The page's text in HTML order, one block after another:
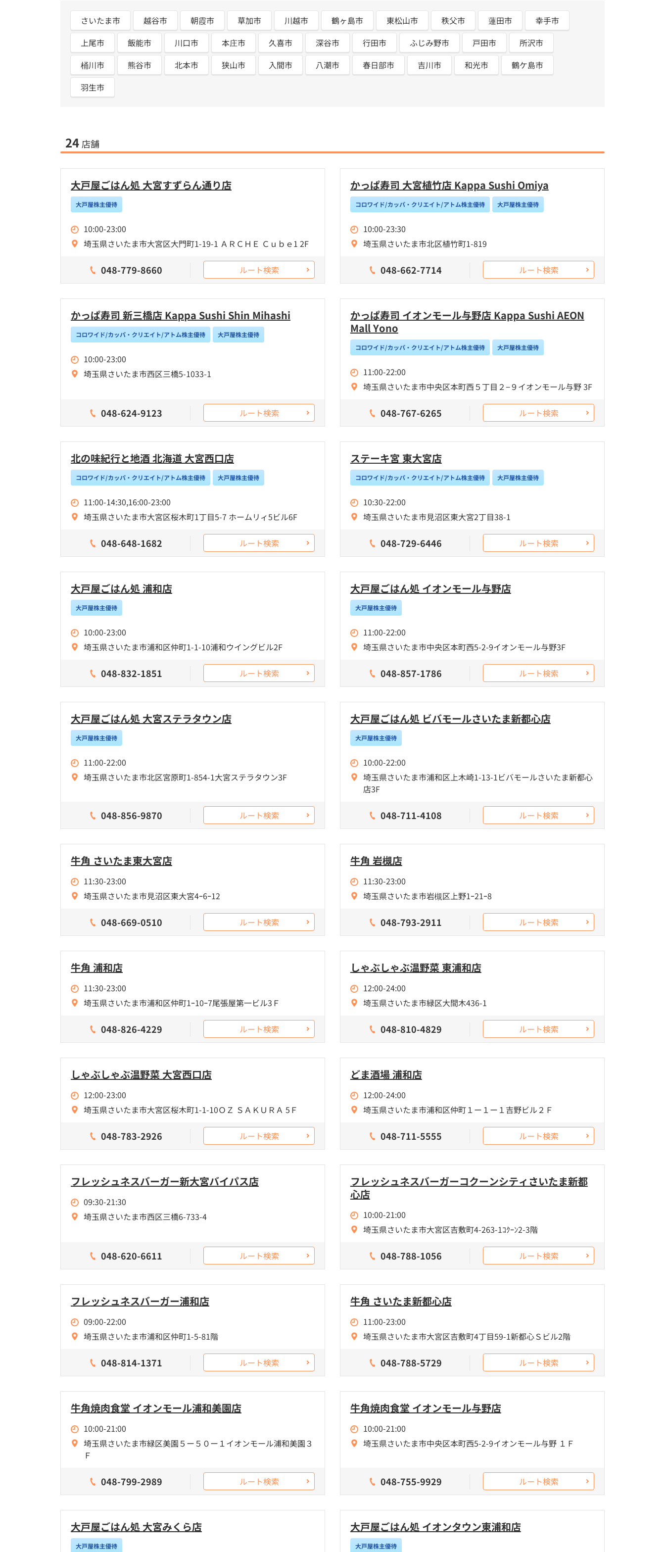
さいたま市 越谷市 朝霞市 草加市 川越市 鶴ヶ島市 東松山市 秩父市 蓮田市
幸手市
上尾市
飯能市 川口市 本庄市 久喜市 深谷市 行田市 ふじみ野市 戸田市
所沢市
桶川市
熊谷市 北本市 狭山市 入間市 八潮市 春日部市 吉川市 和光市
鶴ケ島市
羽生市
24 店舗
大戸屋ごはん処 大宮すずらん通り店
大戸屋株主優待
10:00-23:00
埼玉県さいたま市大宮区大門町1-19-1 ＡＲＣＨＥ Ｃｕｂｅ1 2F
048-779-8660 ルート検索
かっぱ寿司 大宮植竹店 Kappa Sushi Omiya
コロワイド/カッパ・クリエイト/アトム株主優待 大戸屋株主優待
10:00-23:30
埼玉県さいたま市北区植竹町1-819
048-662-7714 ルート検索
かっぱ寿司 新三橋店 Kappa Sushi Shin Mihashi
コロワイド/カッパ・クリエイト/アトム株主優待 大戸屋株主優待
10:00-23:00
埼玉県さいたま市西区三橋5-1033-1
048-624-9123 ルート検索
かっぱ寿司 イオンモール与野店 Kappa Sushi AEON
Mall Yono
コロワイド/カッパ・クリエイト/アトム株主優待 大戸屋株主優待
11:00-22:00
埼玉県さいたま市中央区本町西５丁目２−９イオンモール与野 3F
048-767-6265 ルート検索
北の味紀行と地酒 北海道 大宮西口店
コロワイド/カッパ・クリエイト/アトム株主優待 大戸屋株主優待
11:00-14:30,16:00-23:00
埼玉県さいたま市大宮区桜木町1丁目5-7 ホームリィ5ビル6F
048-648-1682 ルート検索
ステーキ宮 東大宮店
コロワイド/カッパ・クリエイト/アトム株主優待 大戸屋株主優待
10:30-22:00
埼玉県さいたま市見沼区東大宮2丁目38-1
048-729-6446 ルート検索
大戸屋ごはん処 浦和店
大戸屋株主優待
10:00-23:00
埼玉県さいたま市浦和区仲町1-1-10浦和ウイングビル2F
048-832-1851 ルート検索
大戸屋ごはん処 イオンモール与野店
大戸屋株主優待
11:00-22:00
埼玉県さいたま市中央区本町西5-2-9イオンモール与野3F
048-857-1786 ルート検索
大戸屋ごはん処 大宮ステラタウン店
大戸屋株主優待
11:00-22:00
埼玉県さいたま市北区宮原町1-854-1大宮ステラタウン3F
048-856-9870 ルート検索
大戸屋ごはん処 ビバモールさいたま新都心店
大戸屋株主優待
10:00-22:00
埼玉県さいたま市浦和区上木崎1-13-1ビバモールさいたま新都心
店3F
048-711-4108 ルート検索
牛角 さいたま東大宮店
11:30-23:00
埼玉県さいたま市見沼区東大宮4ｰ6ｰ12
048-669-0510 ルート検索
牛角 岩槻店
11:30-23:00
埼玉県さいたま市岩槻区上野1ｰ21ｰ8
048-793-2911 ルート検索
牛角 浦和店
11:30-23:00
埼玉県さいたま市浦和区仲町1ｰ10ｰ7尾張屋第一ビル3Ｆ
048-826-4229 ルート検索
しゃぶしゃぶ温野菜 東浦和店
12:00-24:00
埼玉県さいたま市緑区大間木436-1
048-810-4829 ルート検索
しゃぶしゃぶ温野菜 大宮西口店
12:00-23:00
埼玉県さいたま市大宮区桜木町1-1-10ＯＺ ＳＡＫＵＲＡ 5Ｆ
048-783-2926 ルート検索
どま酒場 浦和店
12:00-24:00
埼玉県さいたま市浦和区仲町１ー１ー１吉野ビル２Ｆ
048-711-5555 ルート検索
フレッシュネスバーガー新大宮バイパス店
09:30-21:30
埼玉県さいたま市西区三橋6-733-4
048-620-6611 ルート検索
フレッシュネスバーガーコクーンシティさいたま新都
心店
10:00-21:00
埼玉県さいたま市大宮区吉敷町4-263-1ｺｸｰﾝ2-3階
048-788-1056 ルート検索
フレッシュネスバーガー浦和店
09:00-22:00
埼玉県さいたま市浦和区仲町1-5-81階
048-814-1371 ルート検索
牛角 さいたま新都心店
11:00-23:00
埼玉県さいたま市大宮区吉敷町4丁目59-1新都心Ｓビル2階
048-788-5729 ルート検索
牛角焼肉食堂 イオンモール浦和美園店
10:00-21:00
埼玉県さいたま市緑区美園５ー５０ー１イオンモール浦和美園３
Ｆ
048-799-2989 ルート検索
牛角焼肉食堂 イオンモール与野店
10:00-21:00
埼玉県さいたま市中央区本町西5-2-9イオンモール与野 １Ｆ
048-755-9929 ルート検索
大戸屋ごはん処 大宮みくら店
大戸屋株主優待
大戸屋ごはん処 イオンタウン東浦和店
大戸屋株主優待